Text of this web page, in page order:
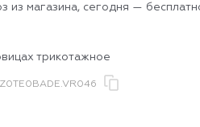
из магазина, сегодня —
трикотажное